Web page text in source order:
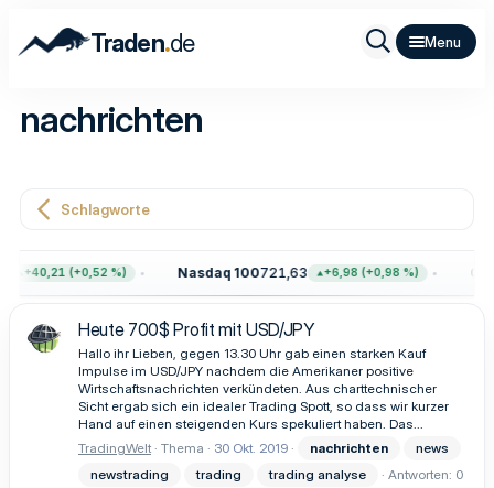
Traden.de
nachrichten
Schlagworte
+40,21 (+0,52 %) Nasdaq 100721,63 +6,98 (+0,98 %) Gold
Heute 700$ Profit mit USD/JPY
Hallo ihr Lieben, gegen 13.30 Uhr gab einen starken Kauf
Impulse im USD/JPY nachdem die Amerikaner positive
Wirtschaftsnachrichten verkündeten. Aus charttechnischer
Sicht ergab sich ein idealer Trading Spott, so dass wir kurzer
Hand auf einen steigenden Kurs spekuliert haben. Das...
TradingWelt Thema 30 Okt. 2019 nachrichten
news
newstrading
trading trading analyse
Antworten: 0